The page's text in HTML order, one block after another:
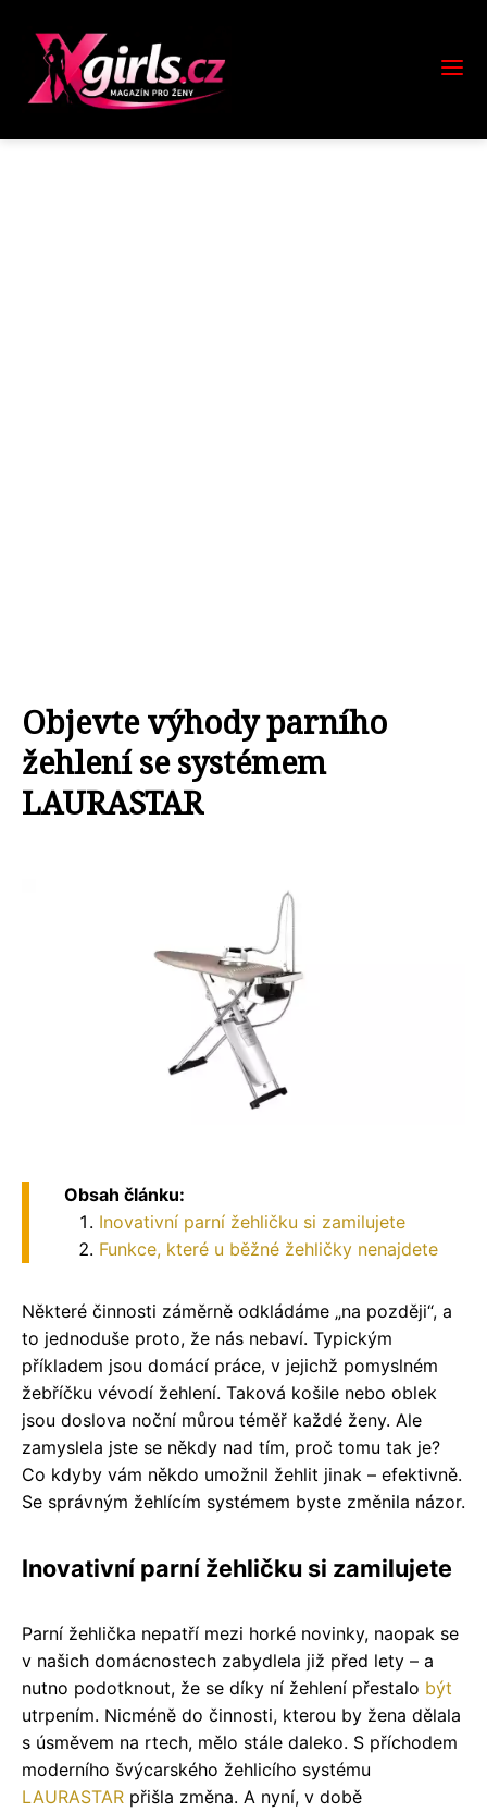
Objevte výhody parního
žehlení se systémem
LAURASTAR
Obsah článku:
Inovativní parní žehličku si zamilujete
Funkce, které u běžné žehličky nenajdete
Některé činnosti záměrně odkládáme „na později“, a
to jednoduše proto, že nás nebaví. Typickým
příkladem jsou domácí práce, v jejichž pomyslném
žebříčku vévodí žehlení. Taková košile nebo oblek
jsou doslova noční můrou téměř každé ženy. Ale
zamyslela jste se někdy nad tím, proč tomu tak je?
Co kdyby vám někdo umožnil žehlit jinak – efektivně.
Se správným žehlícím systémem byste změnila názor.
Inovativní parní žehličku si zamilujete
Parní žehlička nepatří mezi horké novinky, naopak se
v našich domácnostech zabydlela již před lety – a
nutno podotknout, že se díky ní žehlení přestalo být
utrpením. Nicméně do činnosti, kterou by žena dělala
s úsměvem na rtech, mělo stále daleko. S příchodem
moderního švýcarského žehlicího systému
LAURASTAR přišla změna. A nyní, v době